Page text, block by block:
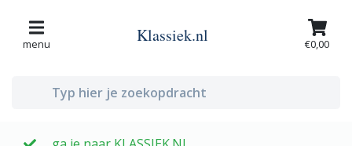
menu Klassiek.nl €0,00